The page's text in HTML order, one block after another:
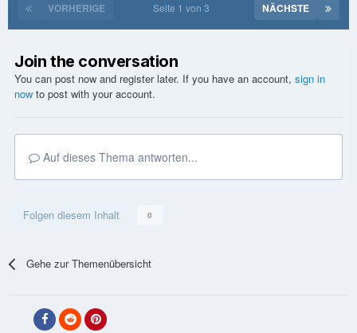
VORHERIGE NÄCHSTE
Seite 1 von 3
Join the conversation
You can post now and register later. If you have an account, sign in
now to post with your account.
Auf dieses Thema antworten...
Folgen diesem Inhalt 0
Gehe zur Themenübersicht